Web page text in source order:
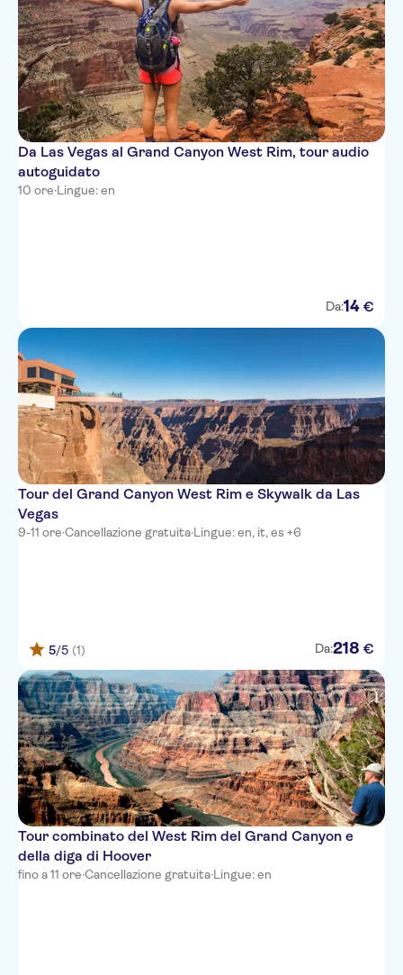
Da Las Vegas al Grand Canyon West Rim, tour audio
autoguidato
10 ore·Lingue: en
Da:14 €
Tour del Grand Canyon West Rim e Skywalk da Las
Vegas
9-11 ore·Cancellazione gratuita·Lingue: en, it, es +6
5/5 (1) Da:218 €
Tour combinato del West Rim del Grand Canyon e
della diga di Hoover
fino a 11 ore·Cancellazione gratuita·Lingue: en